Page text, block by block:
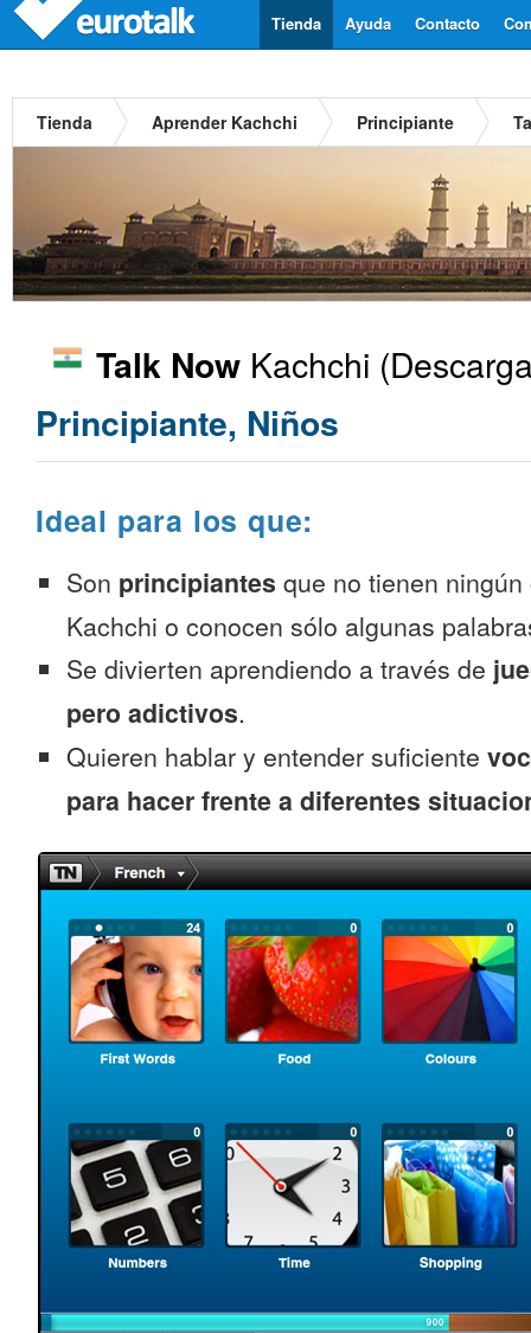
Contacto
Ayuda
Tienda
Tienda Aprender Kachchi Principiante
Talk Now Kachchi
Principiante, Niños
Ideal para los que:
Son principiantes que no tienen
Kachchi o conocen sólo algunas
Se divierten aprendiendo a través de
pero adictivos.
Quieren hablar y entender suficiente
para hacer frente a diferentes